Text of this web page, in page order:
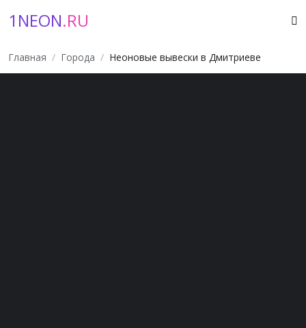
1NEON.RU
Главная Города Неоновые вывески в Дмитриеве